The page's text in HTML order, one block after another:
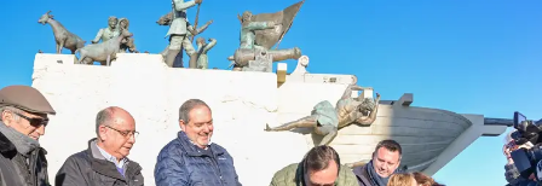
Social de Gendarmería.
Entre las razones que permitieron esta medida, según la
Justicia, se consideraron dosatenuantes:
Sucolaboración sustancial con la investigación,